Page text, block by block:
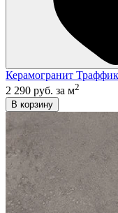
Керамогранит
2 290 руб. за м2
В корзину